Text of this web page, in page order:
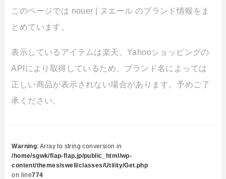
このページでは nouer | ヌエール のブランド情報をま
とめています。
表示しているアイテムは楽天、Yahooショッピングの
APIにより取得しているため、ブランド名によっては
正しい商品が表示されない場合があります。予めご了
承ください。
Warning: Array to string conversion in
/home/sgwk/flap-flap.jp/public_html/wp-
content/themes/swell/classes/Utility/Get.php
on line774